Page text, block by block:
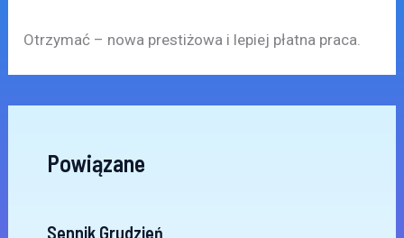
Otrzymać – nowa prestiżowa i lepiej płatna praca.
Powiązane
Sennik Grudzień